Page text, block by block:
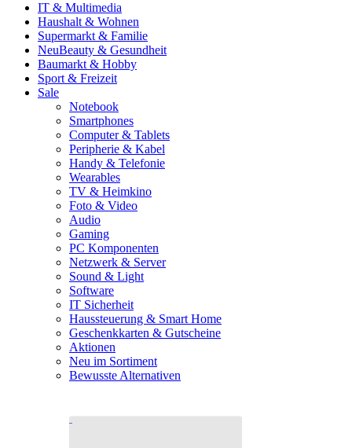
IT & Multimedia
Haushalt & Wohnen
Supermarkt & Familie
NeuBeauty & Gesundheit
Baumarkt & Hobby
Sport & Freizeit
Sale
Notebook
Smartphones
Computer & Tablets
Peripherie & Kabel
Handy & Telefonie
Wearables
TV & Heimkino
Foto & Video
Audio
Gaming
PC Komponenten
Netzwerk & Server
Sound & Light
Software
IT Sicherheit
Haussteuerung & Smart Home
Geschenkkarten & Gutscheine
Aktionen
Neu im Sortiment
Bewusste Alternativen